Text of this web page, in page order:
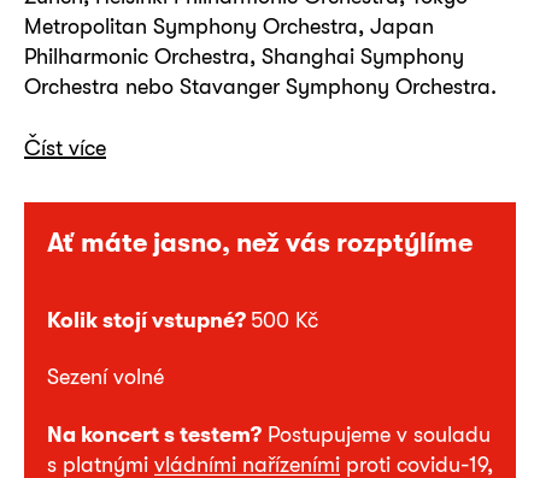
Ať máte jasno, než vás rozptýlíme
Kolik stojí vstupné? 500 Kč
Sezení volné
Na koncert s testem? Postupujeme v souladu
s platnými vládními nařízeními proti covidu-19,
Metropolitan Symphony Orchestra, Japan
Philharmonic Orchestra, Shanghai Symphony
Orchestra nebo Stavanger Symphony Orchestra.
Číst více